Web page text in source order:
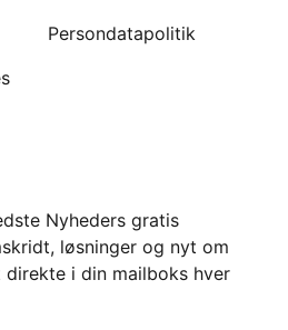
Persondatapolitik
Nyheders gratis
løsninger og nyt om
direkte i din mailboks hver